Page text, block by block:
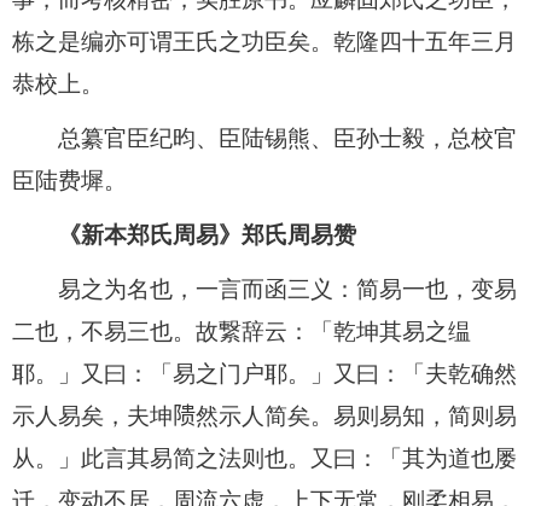
栋之是编亦可谓王氏之功臣矣。乾隆四十五年三月
恭校上。
总纂官臣纪昀、臣陆锡熊、臣孙士毅，总校官
臣陆费墀。
《新本郑氏周易》郑氏周易赞
易之为名也，一言而函三义：简易一也，变易
二也，不易三也。故繋辞云：「乾坤其易之缊
耶。」又曰：「易之门户耶。」又曰：「夫乾确然
示人易矣，夫坤𬯎然示人简矣。易则易知，简则易
从。」此言其易简之法则也。又曰：「其为道也屡
迁，变动不居，周流六虚，上下无常，刚柔相易，